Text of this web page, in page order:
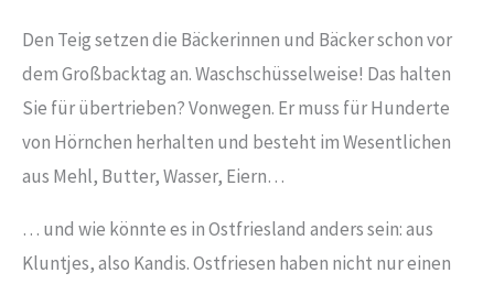
Den Teig setzen die Bäckerinnen und Bäcker schon vor
dem Großbacktag an. Waschschüsselweise! Das halten
Sie für übertrieben? Vonwegen. Er muss für Hunderte
von Hörnchen herhalten und besteht im Wesentlichen
aus Mehl, Butter, Wasser, Eiern…
… und wie könnte es in Ostfriesland anders sein: aus
Kluntjes, also Kandis. Ostfriesen haben nicht nur einen